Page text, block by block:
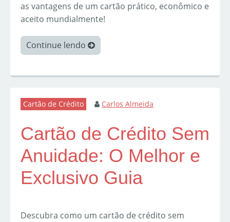
as vantagens de um cartão prático, econômico e
aceito mundialmente!
Continue lendo
Cartão de Crédito Carlos Almeida
Cartão de Crédito Sem
Anuidade: O Melhor e
Exclusivo Guia
Descubra como um cartão de crédito sem